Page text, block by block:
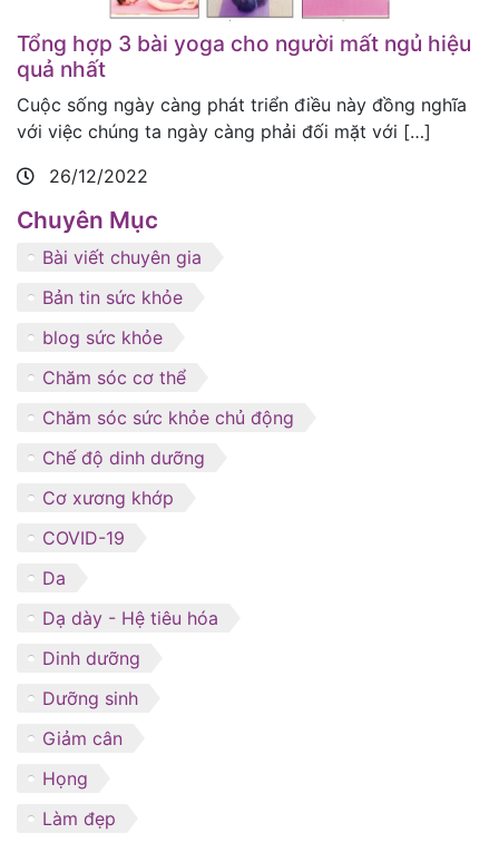
Tổng hợp 3 bài yoga cho người mất ngủ hiệu
quả nhất
Cuộc sống ngày càng phát triển điều này đồng nghĩa
với việc chúng ta ngày càng phải đối mặt với […]
26/12/2022
Chuyên Mục
Bài viết chuyên gia
Bản tin sức khỏe
blog sức khỏe
Chăm sóc cơ thể
Chăm sóc sức khỏe chủ động
Chế độ dinh dưỡng
Cơ xương khớp
COVID-19
Da
Dạ dày - Hệ tiêu hóa
Dinh dưỡng
Dưỡng sinh
Giảm cân
Họng
Làm đẹp